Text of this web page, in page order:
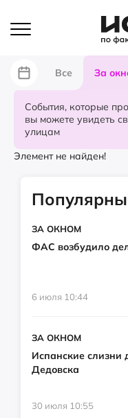
Все За
События, которые
вы можете увидеть
улицам
Элемент не найден!
ЗА ОКНОМ
ФАС возбудило
6 июля 10:44
ЗА ОКНОМ
Испанские слизни
Дедовска
30 июля 10:55